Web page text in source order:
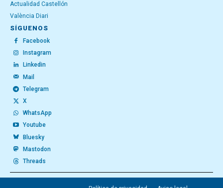
Actualidad Castellón
València Diari
SÍGUENOS
Facebook
Instagram
Linkedin
Mail
Telegram
X
WhatsApp
Youtube
Bluesky
Mastodon
Threads